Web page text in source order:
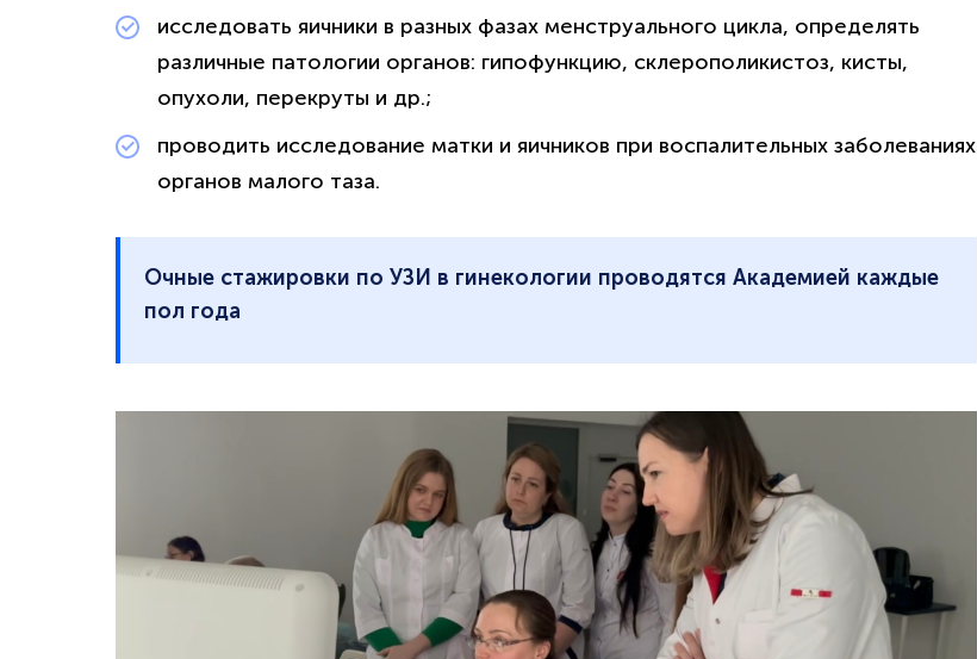
политикой конфиденциальности сайта
исследовать яичники в разных фазах менструального цикла, определять
различные патологии органов: гипофункцию, склерополикистоз, кисты,
опухоли, перекруты и др.;
проводить исследование матки и яичников при воспалительных заболеваниях
органов малого таза.
Очные стажировки по УЗИ в гинекологии проводятся Академией каждые
пол года